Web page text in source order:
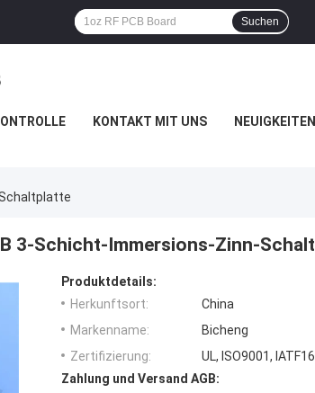
Suchen
KONTAKT MIT UNS NEUIGKEITEN
3-Schicht-Immersions-Zinn-
Produktdetails:
Herkunftsort:
China
Markenname:
Bicheng
Zertifizierung:
UL, ISO9001,
Zahlung und Versand AGB: